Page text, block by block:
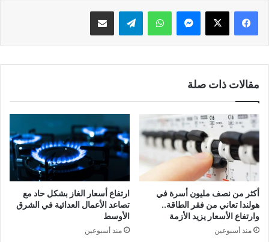
فيسبوك ‫X ماسنجر واتساب تيلقرام مشاركة عبر البريد
مقالات ذات صلة
أكثر من نصف مليون أسرة في
هولندا تعاني من فقر الطاقة..
وارتفاع الأسعار يزيد الأزمة
منذ أسبوعين
ارتفاع أسعار الغاز بشكل حاد مع
تصاعد الأعمال العدائية في الشرق
الأوسط
منذ أسبوعين